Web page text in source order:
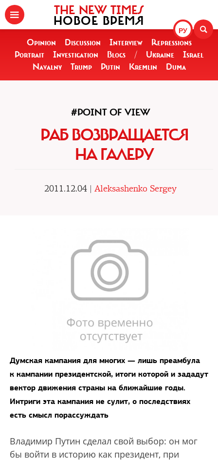
РУ
THE NEW TIMES
НОВОЕ ВРЕМЯ
Opinion Discussion Interview
Repressions
Portrait
Investigation Blogs / Ukraine
Israel
Navalny
Trump Putin Kremlin Duma
#POINT OF VIEW
РАБ ВОЗВРАЩАЕТСЯ
НА ГАЛЕРУ
2011.12.04 | Aleksashenko Sergey
Думская кампания для многих — лишь преамбула
к кампании президентской, итоги которой и зададут
вектор движения страны на ближайшие годы.
Интриги эта кампания не сулит, о последствиях
есть смысл порассуждать
Владимир Путин сделал свой выбор: он мог
бы войти в историю как президент, при